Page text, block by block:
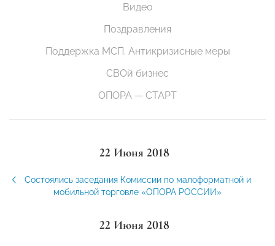
Видео
Поздравления
Поддержка МСП. Антикризисные меры
СВОй бизнес
ОПОРА — СТАРТ
22 Июня 2018
Состоялись заседания Комиссии по малоформатной и
мобильной торговле «ОПОРА РОССИИ»
22 Июня 2018